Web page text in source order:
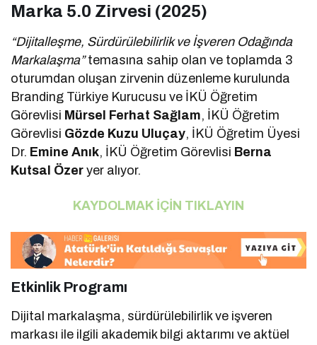
Marka 5.0 Zirvesi (2025)
“Dijitalleşme, Sürdürülebilirlik ve İşveren Odağında
Markalaşma”temasına sahip olan ve toplamda 3
oturumdan oluşan zirvenin düzenleme kurulunda
Branding Türkiye Kurucusu ve İKÜ Öğretim
Görevlisi Mürsel Ferhat Sağlam, İKÜ Öğretim
Görevlisi Gözde Kuzu Uluçay, İKÜ Öğretim Üyesi
Dr. Emine Anık, İKÜ Öğretim Görevlisi Berna
Kutsal Özer yer alıyor.
KAYDOLMAK İÇİN TIKLAYIN
Etkinlik Programı
Dijital markalaşma, sürdürülebilirlik ve işveren
markası ile ilgili akademik bilgi aktarımı ve aktüel